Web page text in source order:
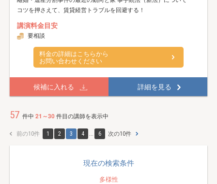
コツを押さえて、賃貸経営トラブルを回避する！
講演料金目安
要相談
料金の詳細はこちらから
お問い合わせください
候補に入れる 詳細を見る
57 件中 21～30件目の講師を表示中
前の10件 1 2 3 4 6 次の10件
現在の検索条件
多様性